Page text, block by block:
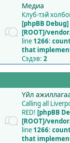
Медиа
Клуб-тэй
[phpBB
[ROOT]/
line 1266:
that
Сэдэв: 2
Үйл
Calling all
RED! [phpBB
[ROOT]/
line 1266:
that